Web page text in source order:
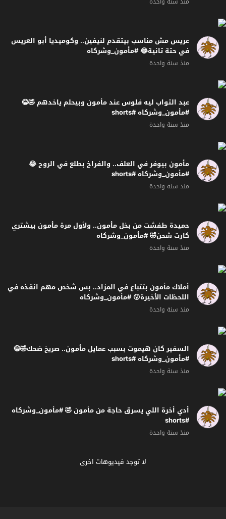
عريس مش مناسب بيتقدم لنيفين.. وكوميديا أبو العريس
في حتة تانية😂 #مأمون_وشركاه
منذ سنة واحدة
عبد التواب ليه فلوس عند مأمون وبيحلم ياخدهم 🤣😂
#مأمون_وشركاه #shorts
منذ سنة واحدة
مأمون بيوفر في العلف.. والفراخ بطلع في الروح 😂
#مأمون_وشركاه #shorts
منذ سنة واحدة
حميدة طفشت من بخل مأمون.. ولأول مرة مأمون بيشتري
كارت شحن🤣 #مأمون_وشركاه
منذ سنة واحدة
أملاك مأمون بتتباع في المزاد.. بس شخص مهم انقذه في
اللحظات الأخيرة😮 #مأمون_وشركاه
منذ سنة واحدة
السفير كان هيموت بسبب عمايل مأمون.. صريخ ضحك🤣😂
#مأمون_وشركاه #shorts
منذ سنة واحدة
أدي أخرة اللي يسرق حاجة من مأمون 🤣 #مأمون_وشركاه
#shorts
منذ سنة واحدة
لا توجد فيديوهات اخرى